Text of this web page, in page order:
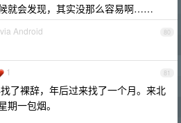
就会发现，其实没那么容易啊……
80
Android
81
1
了裸辞，年后过来找了一个月。来北
期一包烟。